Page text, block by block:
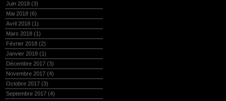
Juin 2018 (3)
Mai 2018 (6)
Avril 2018 (1)
Mars 2018 (1)
Février 2018 (2)
Janvier 2018 (1)
Décembre 2017 (3)
Novembre 2017 (4)
Octobre 2017 (3)
Septembre 2017 (4)